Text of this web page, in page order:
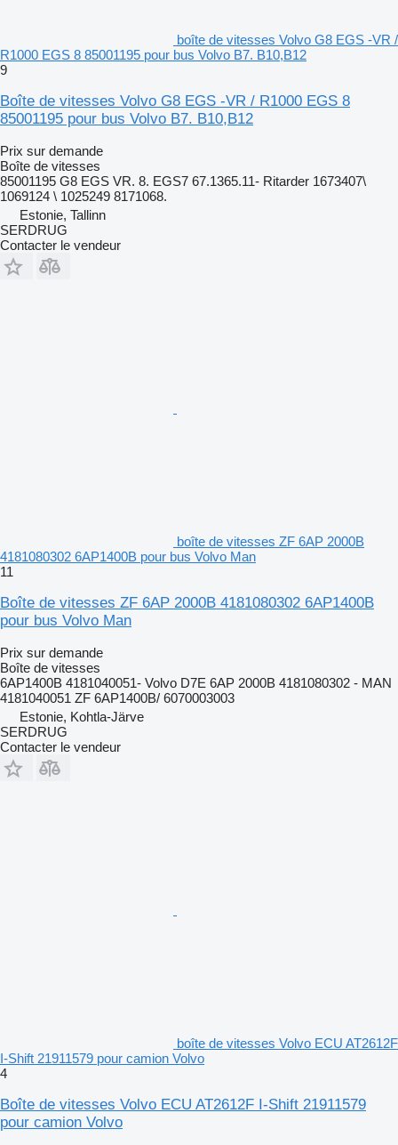
boîte de vitesses Volvo G8 EGS -VR /
R1000 EGS 8 85001195 pour bus Volvo B7. B10,B12
9
Boîte de vitesses Volvo G8 EGS -VR / R1000 EGS 8
85001195 pour bus Volvo B7. B10,B12
Prix sur demande
Boîte de vitesses
85001195 G8 EGS VR. 8. EGS7 67.1365.11- Ritarder 1673407\
1069124 \ 1025249 8171068.
Estonie, Tallinn
SERDRUG
Contacter le vendeur
boîte de vitesses ZF 6AP 2000B
4181080302 6AP1400B pour bus Volvo Man
11
Boîte de vitesses ZF 6AP 2000B 4181080302 6AP1400B
pour bus Volvo Man
Prix sur demande
Boîte de vitesses
6AP1400B 4181040051- Volvo D7E 6AP 2000B 4181080302 - MAN
4181040051 ZF 6AP1400B/ 6070003003
Estonie, Kohtla-Järve
SERDRUG
Contacter le vendeur
boîte de vitesses Volvo ECU AT2612F
I-Shift 21911579 pour camion Volvo
4
Boîte de vitesses Volvo ECU AT2612F I-Shift 21911579
pour camion Volvo